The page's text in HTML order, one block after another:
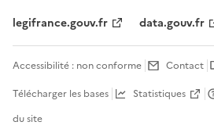
legifrance.gouv.fr
data.gouv.fr
Accessibilité : non conforme Contact
Télécharger les bases
Statistiques
du site